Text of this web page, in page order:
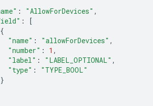
: "AllowForDevices" ,
:
[
{
"name" : "allowForDevices" ,
"number" : 1 ,
"label" : "LABEL_OPTIONAL" ,
"type" :
"TYPE_BOOL"
}